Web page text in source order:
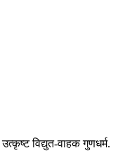
विद्युत-वाहक गुणधर्म.